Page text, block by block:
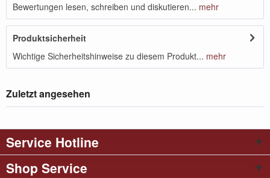
Bewertungen lesen, schreiben und diskutieren... mehr
Produktsicherheit
Wichtige Sicherheitshinweise zu diesem Produkt... mehr
Zuletzt angesehen
Service Hotline
Shop Service